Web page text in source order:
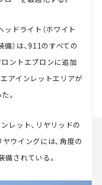
ドライト（ホワイト
）は、911のすべての
ントエプロンに追加
アインレットエリアが
。
レット、リヤリッドの
ウイングには、角度の
されている。